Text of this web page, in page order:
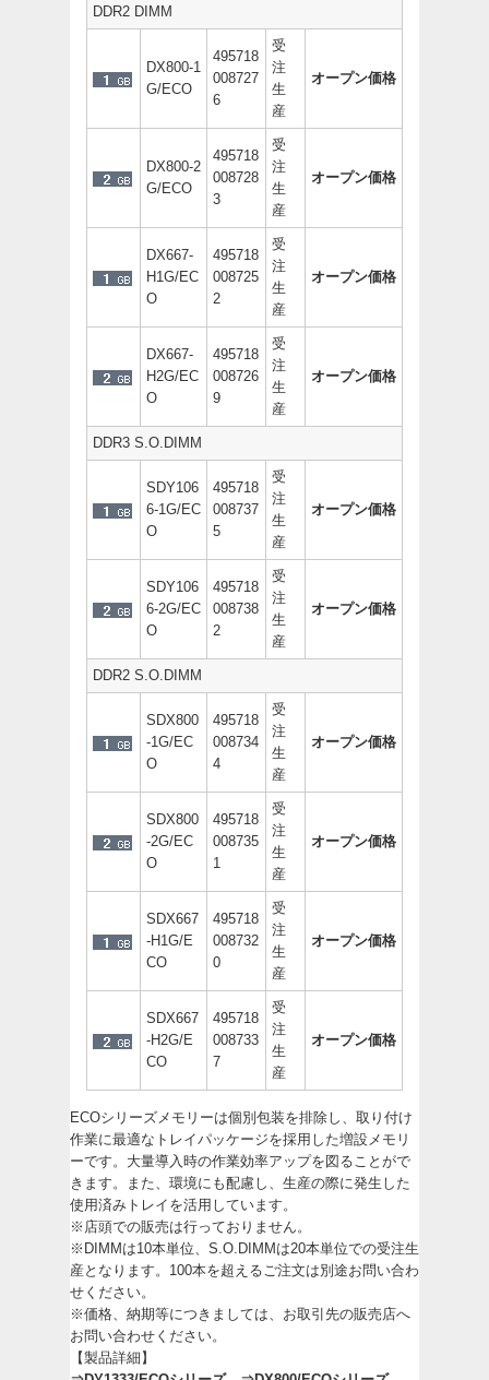
DDR2 DIMM
DX800-1
G/ECO
495718
008727
6
受
注
生
産
オープン価格
DX800-2
G/ECO
495718
008728
3
受
注
生
産
オープン価格
DX667-
H1G/EC
O
495718
008725
2
受
注
生
産
オープン価格
DX667-
H2G/EC
O
495718
008726
9
受
注
生
産
オープン価格
DDR3 S.O.DIMM
SDY106
6-1G/EC
O
495718
008737
5
受
注
生
産
オープン価格
SDY106
6-2G/EC
O
495718
008738
2
受
注
生
産
オープン価格
DDR2 S.O.DIMM
SDX800
-1G/EC
O
495718
008734
4
受
注
生
産
オープン価格
SDX800
-2G/EC
O
495718
008735
1
受
注
生
産
オープン価格
SDX667
-H1G/E
CO
495718
008732
0
受
注
生
産
オープン価格
SDX667
-H2G/E
CO
495718
008733
7
受
注
生
産
オープン価格
ECOシリーズメモリーは個別包装を排除し、取り付け
作業に最適なトレイパッケージを採用した増設メモリ
ーです。大量導入時の作業効率アップを図ることがで
きます。また、環境にも配慮し、生産の際に発生した
使用済みトレイを活用しています。
※店頭での販売は行っておりません。
※DIMMは10本単位、S.O.DIMMは20本単位での受注生
産となります。100本を超えるご注文は別途お問い合わ
せください。
※価格、納期等につきましては、お取引先の販売店へ
お問い合わせください。
【製品詳細】